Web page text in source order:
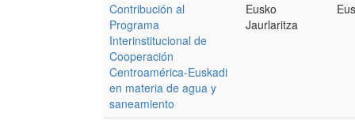
Contribución al
Programa
Interinstitucional de
Cooperación
Centroamérica-Euskadi
en materia de agua y
saneamiento
Eusko
Jaurlaritza